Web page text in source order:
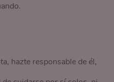
hazte responsable de él,